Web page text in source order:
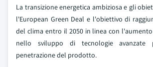
La transizione energetica ambiziosa e gli
l'European Green Deal e l'obiettivo di
del clima entro il 2050 in linea con
nello sviluppo di tecnologie avanzate
penetrazione del prodotto.